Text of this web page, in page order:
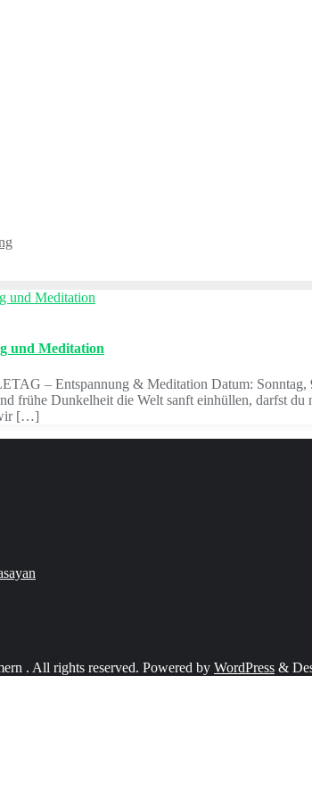
und Meditation
– Entspannung & Meditation Datum: Sonntag,
frühe Dunkelheit die Welt sanft einhüllen, darfst
[…]
. All rights reserved. Powered by WordPress &